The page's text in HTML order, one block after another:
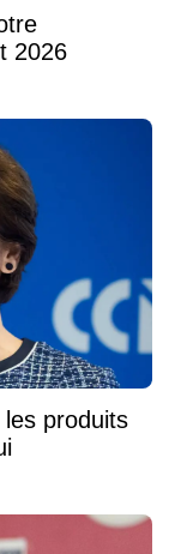
2026
produits